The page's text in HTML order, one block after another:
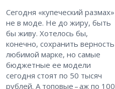
Сегодня «купеческий размах»
не в моде. Не до жиру, быть
бы живу. Хотелось бы,
конечно, сохранить верность
любимой марке, но самые
бюджетные ее модели
сегодня стоят по 50 тысяч
рублей. А топовые – аж по 100